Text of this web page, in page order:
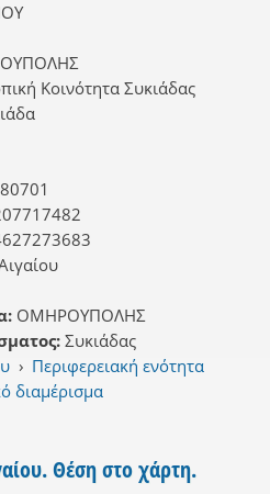
Κοινότητα Συκιάδας
ΟΜΗΡΟΥΠΟΛΗΣ
Συκιάδας
› Περιφερειακή ενότητα
διαμέρισμα
Θέση στο χάρτη.